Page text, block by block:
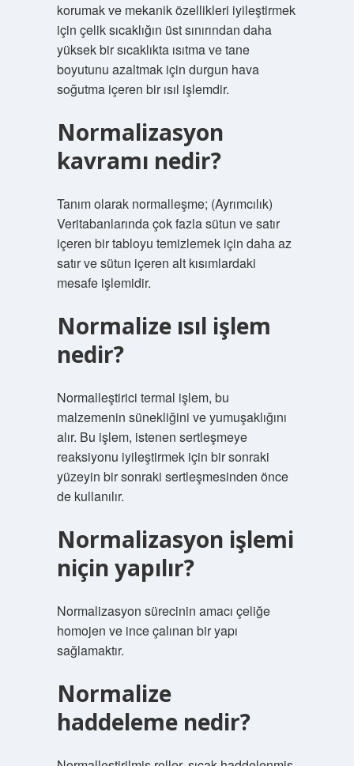
korumak ve mekanik özellikleri iyileştirmek
için çelik sıcaklığın üst sınırından daha
yüksek bir sıcaklıkta ısıtma ve tane
boyutunu azaltmak için durgun hava
soğutma içeren bir ısıl işlemdir.
Normalizasyon
kavramı nedir?
Tanım olarak normalleşme; (Ayrımcılık)
Veritabanlarında çok fazla sütun ve satır
içeren bir tabloyu temizlemek için daha az
satır ve sütun içeren alt kısımlardaki
mesafe işlemidir.
Normalize ısıl işlem
nedir?
Normalleştirici termal işlem, bu
malzemenin sünekliğini ve yumuşaklığını
alır. Bu işlem, istenen sertleşmeye
reaksiyonu iyileştirmek için bir sonraki
yüzeyin bir sonraki sertleşmesinden önce
de kullanılır.
Normalizasyon işlemi
niçin yapılır?
Normalizasyon sürecinin amacı çeliğe
homojen ve ince çalınan bir yapı
sağlamaktır.
Normalize
haddeleme nedir?